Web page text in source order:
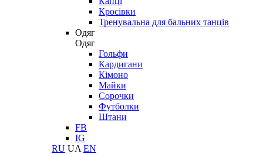
Кросівки
Тренувальна для бальних танців
Одяг
Одяг
Гольфи
Кардигани
Кімоно
Майки
Сорочки
Футболки
Штани
FB
IG
RU UA EN